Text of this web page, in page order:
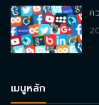
ค
เมนูหลัก